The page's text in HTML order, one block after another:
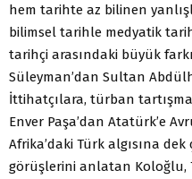
hem tarihte az bilinen
bilimsel tarihle medyatik
tarihçi arasındaki büyük
Süleyman’dan Sultan
İttihatçılara, türban
Enver Paşa’dan Atatürk’e
Afrika’daki Türk algısına
görüşlerini anlatan Koloğlu,